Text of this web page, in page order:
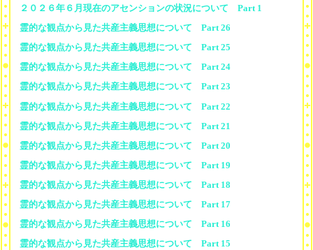
２０２６年６月現在のアセンションの状況について Part 1
霊的な観点から見た共産主義思想について Part 26
霊的な観点から見た共産主義思想について Part 25
霊的な観点から見た共産主義思想について Part 24
霊的な観点から見た共産主義思想について Part 23
霊的な観点から見た共産主義思想について Part 22
霊的な観点から見た共産主義思想について Part 21
霊的な観点から見た共産主義思想について Part 20
霊的な観点から見た共産主義思想について Part 19
霊的な観点から見た共産主義思想について Part 18
霊的な観点から見た共産主義思想について Part 17
霊的な観点から見た共産主義思想について Part 16
霊的な観点から見た共産主義思想について Part 15